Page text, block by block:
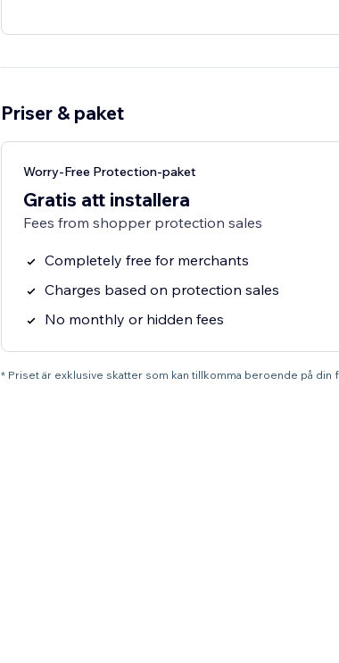
Priser & paket
Worry-Free Protection-paket
Gratis att installera
Fees from shopper protection sales
Completely free for merchants
Charges based on protection sales
No monthly or hidden fees
* Priset är exklusive skatter som kan tillkomma beroende på